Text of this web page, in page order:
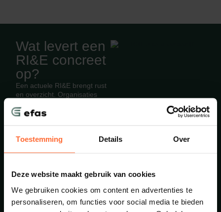
Toestemming Details Over
Deze website maakt gebruik van cookies
We gebruiken cookies om content en advertenties te
personaliseren, om functies voor social media te bieden
Wat levert een
RI&E concreet
op?
Een actuele RI&E brengt rust
en overzicht. Organisaties
Geen onzekerheid bij
Helder inzicht in risico’s
en prioriteiten
Rapportages die direct
Een veiligere en
werkomgeving
Tijdswinst doordat
EFAS het traject